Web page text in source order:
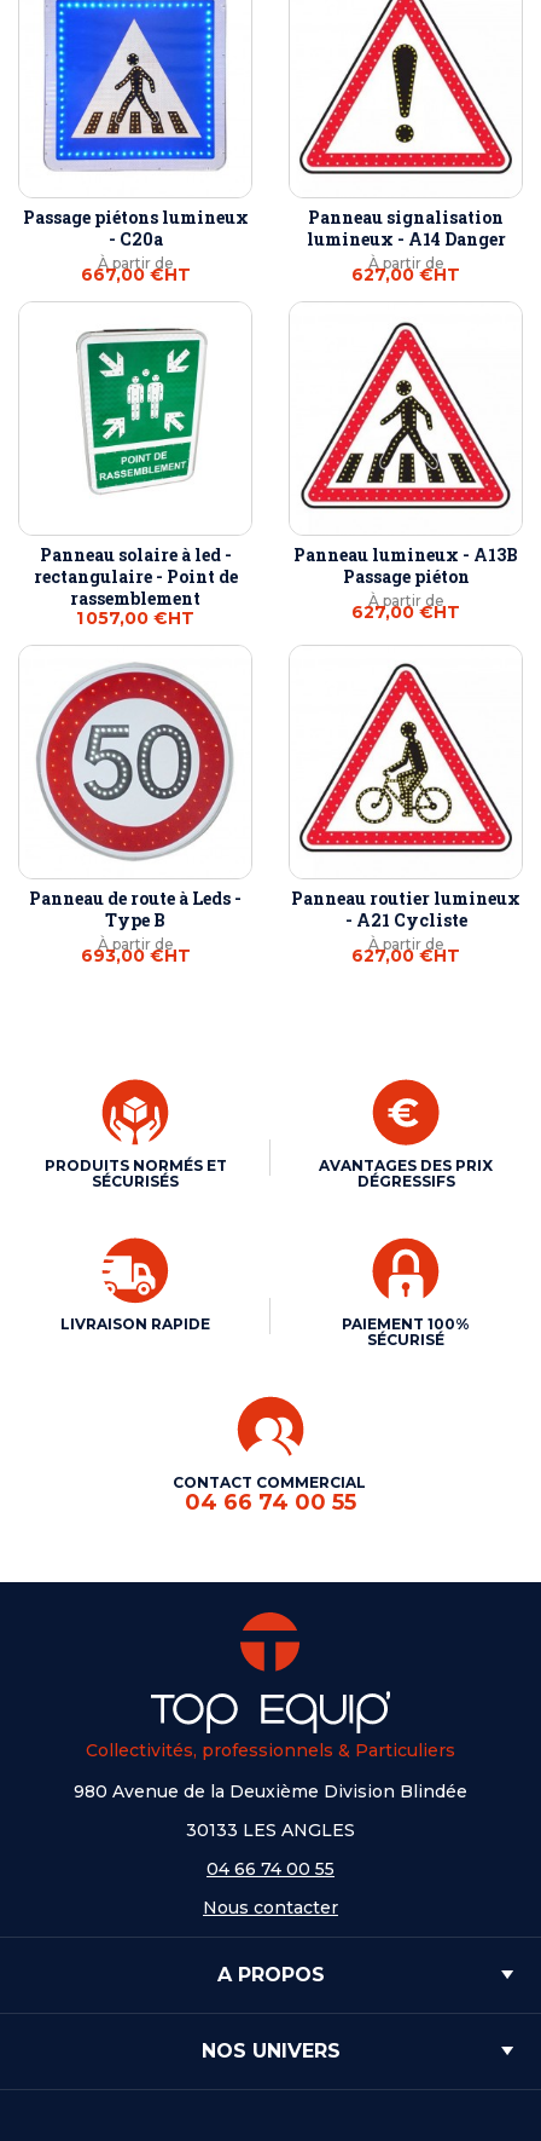
Passage piétons lumineux
- C20a
À partir de
667,00 €HT
Panneau signalisation
lumineux - A14 Danger
À partir de
627,00 €HT
Panneau solaire à led -
rectangulaire - Point de
rassemblement
1 057,00 €HT
Panneau lumineux - A13B
Passage piéton
À partir de
627,00 €HT
Panneau de route à Leds -
Type B
À partir de
693,00 €HT
Panneau routier lumineux
- A21 Cycliste
À partir de
627,00 €HT
PRODUITS NORMÉS ET
SÉCURISÉS
AVANTAGES DES PRIX
DÉGRESSIFS
LIVRAISON RAPIDE
PAIEMENT 100%
SÉCURISÉ
CONTACT COMMERCIAL
04 66 74 00 55
Collectivités, professionnels & Particuliers
980 Avenue de la Deuxième Division Blindée
30133 LES ANGLES
04 66 74 00 55
Nous contacter
A PROPOS
NOS UNIVERS